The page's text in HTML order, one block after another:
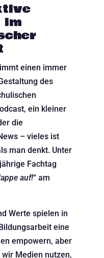
im
einen immer
des
ein kleiner
die
– vieles ist
man denkt. Unter
Fachtag
auf!“ am
Werte spielen in
eine
empowern, aber
Medien nutzen,